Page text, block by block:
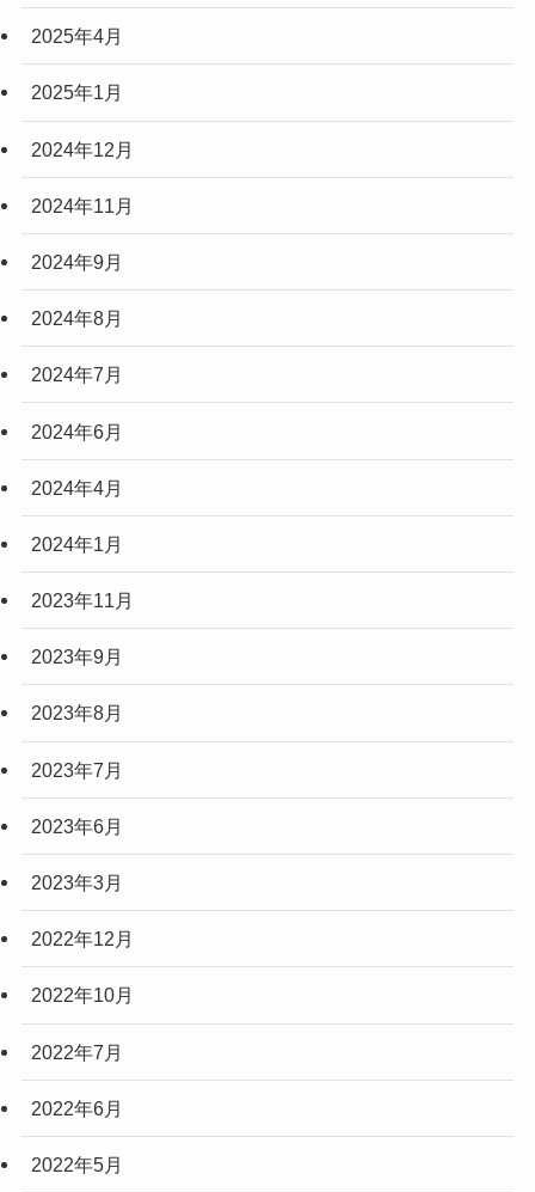
2025年4月
2025年1月
2024年12月
2024年11月
2024年9月
2024年8月
2024年7月
2024年6月
2024年4月
2024年1月
2023年11月
2023年9月
2023年8月
2023年7月
2023年6月
2023年3月
2022年12月
2022年10月
2022年7月
2022年6月
2022年5月